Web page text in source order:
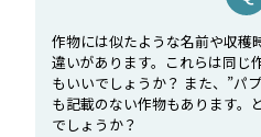
作物には似たような名前や収穫
違いがあります。これらは同じ
もいいでしょうか？ また、”パ
も記載のない作物もあります。
でしょうか？